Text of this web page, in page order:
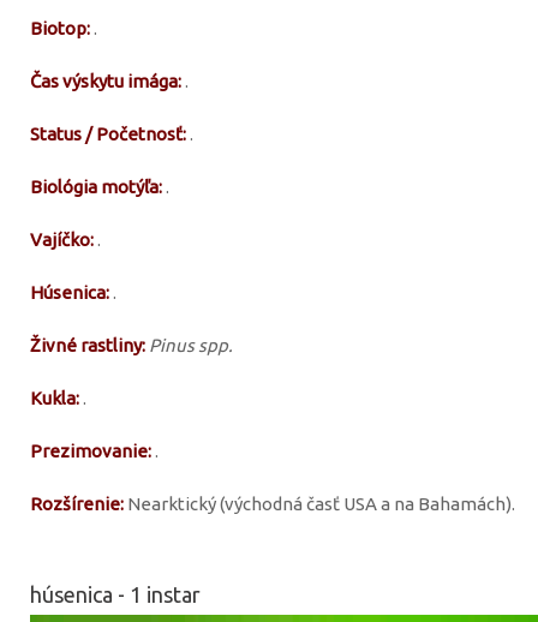
Biotop:.
Čas výskytu imága:.
Status / Početnosť:.
Biológia motýľa:.
Vajíčko:.
Húsenica:.
Živné rastliny: Pinus spp.
Kukla:.
Prezimovanie:.
Rozšírenie: Nearktický (východná časť USA a na Bahamách).
húsenica - 1 instar